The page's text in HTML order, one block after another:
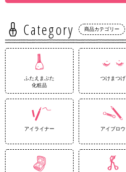
Category 商品カテゴリー
ふたえまぶた
化粧品
つけまつげ
アイライナー アイブロウ